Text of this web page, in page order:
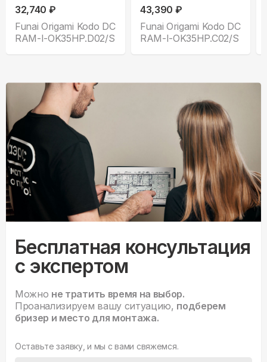
32,740 ₽
Funai Origami Kodo DC
RAM-I-OK35HP.D02/S
43,390 ₽
Funai Origami Kodo DC
RAM-I-OK35HP.C02/S
Бесплатная консультация
с экспертом
Можно не тратить время на выбор.
Проанализируем вашу ситуацию, подберем
бризер и место для монтажа.
Оставьте заявку, и мы с вами свяжемся.